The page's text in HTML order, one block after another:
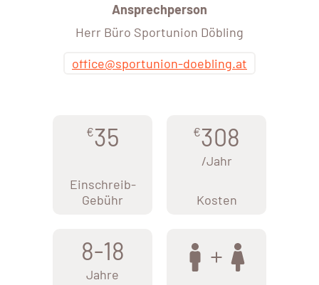
Ansprechperson
Herr Büro Sportunion Döbling
office@sportunion-doebling.at
€35
Einschreib-
Gebühr
€308
/Jahr
Kosten
8-18
Jahre